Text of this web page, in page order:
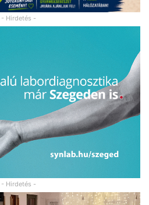
- Hirdetés -
- Hirdetés -